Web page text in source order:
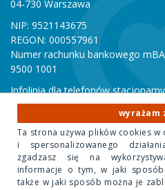
04-730 Warszawa
NIP: 9521143675
REGON: 000557961
Numer rachunku bankowego
9500 1001
Infolinia dla telefonów
801 051 000
Infolinia dla telefonów
22 815 10 00
Copyright 2020 Instytut
wyrażam
Ta strona używa plików cookies
i spersonalizowanego
zgadzasz się na
informacje o tym, w jaki
także w jaki sposób można je